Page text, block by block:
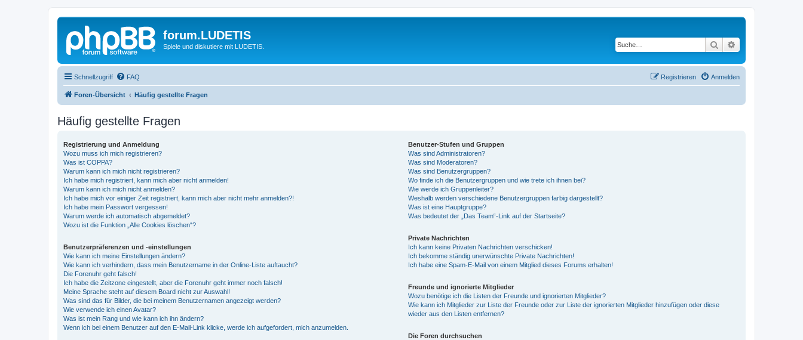
forum.LUDETIS
Spiele und diskutiere mit LUDETIS. Suche
Schnellzugriff FAQ Anmelden
Registrieren
Foren-Übersicht Häufig gestellte Fragen
Häufig gestellte Fragen
Registrierung und Anmeldung
Wozu muss ich mich registrieren?
Was ist COPPA?
Warum kann ich mich nicht registrieren?
Ich habe mich registriert, kann mich aber nicht anmelden!
Warum kann ich mich nicht anmelden?
Ich habe mich vor einiger Zeit registriert, kann mich aber nicht mehr anmelden?!
Ich habe mein Passwort vergessen!
Warum werde ich automatisch abgemeldet?
Wozu ist die Funktion „Alle Cookies löschen“?
Benutzerpräferenzen und -einstellungen
Wie kann ich meine Einstellungen ändern?
Wie kann ich verhindern, dass mein Benutzername in der Online-Liste auftaucht?
Die Forenuhr geht falsch!
Ich habe die Zeitzone eingestellt, aber die Forenuhr geht immer noch falsch!
Meine Sprache steht auf diesem Board nicht zur Auswahl!
Was sind das für Bilder, die bei meinem Benutzernamen angezeigt werden?
Wie verwende ich einen Avatar?
Was ist mein Rang und wie kann ich ihn ändern?
Wenn ich bei einem Benutzer auf den E-Mail-Link klicke, werde ich aufgefordert, mich anzumelden.
Benutzer-Stufen und Gruppen
Was sind Administratoren?
Was sind Moderatoren?
Was sind Benutzergruppen?
Wo finde ich die Benutzergruppen und wie trete ich ihnen bei?
Wie werde ich Gruppenleiter?
Weshalb werden verschiedene Benutzergruppen farbig dargestellt?
Was ist eine Hauptgruppe?
Was bedeutet der „Das Team“-Link auf der Startseite?
Private Nachrichten
Ich kann keine Privaten Nachrichten verschicken!
Ich bekomme ständig unerwünschte Private Nachrichten!
Ich habe eine Spam-E-Mail von einem Mitglied dieses Forums erhalten!
Freunde und ignorierte Mitglieder
Wozu benötige ich die Listen der Freunde und ignorierten Mitglieder?
Wie kann ich Mitglieder zur Liste der Freunde oder zur Liste der ignorierten Mitglieder hinzufügen oder diese
wieder aus den Listen entfernen?
Die Foren durchsuchen